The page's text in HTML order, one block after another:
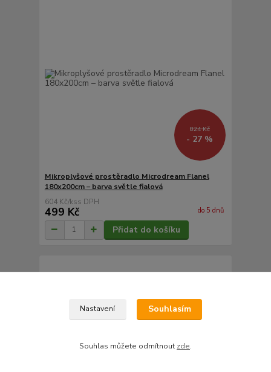
824 Kč
- 27 %
Mikroplyšové prostěradlo Microdream Flanel
180x200cm – barva světle fialová
604 Kč/ks
499 Kč do 5 dnů
Přidat do košíku
Nastavení Souhlasím
Souhlas můžete odmítnout zde.